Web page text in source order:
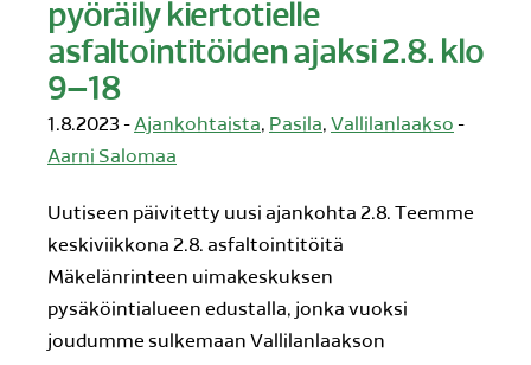
pyöräily kiertotielle
asfaltointitöiden ajaksi 2.8. klo
9–18
1.8.2023 -Ajankohtaista, Pasila, Vallilanlaakso -
Aarni Salomaa
Uutiseen päivitetty uusi ajankohta 2.8. Teemme
keskiviikkona 2.8. asfaltointitöitä
Mäkelänrinteen uimakeskuksen
pysäköintialueen edustalla, jonka vuoksi
joudumme sulkemaan Vallilanlaakson